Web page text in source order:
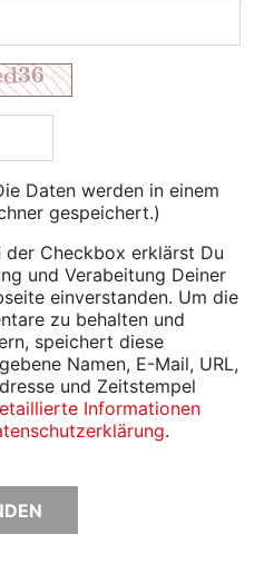
Daten werden in einem
gespeichert.)
der Checkbox erklärst Du
und Verabeitung Deiner
einverstanden. Um die
zu behalten und
speichert diese
Namen, E-Mail, URL,
und Zeitstempel
Informationen
.